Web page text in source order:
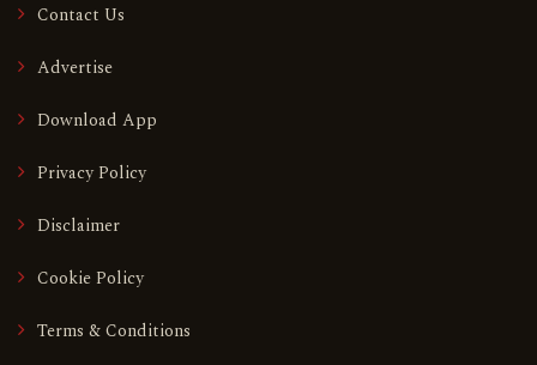
Contact Us
Advertise
Download App
Privacy Policy
Disclaimer
Cookie Policy
Terms & Conditions